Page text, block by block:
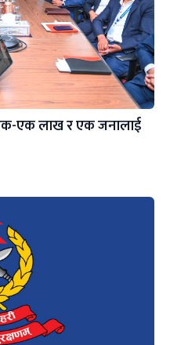
एक लाख र एक जनालाई